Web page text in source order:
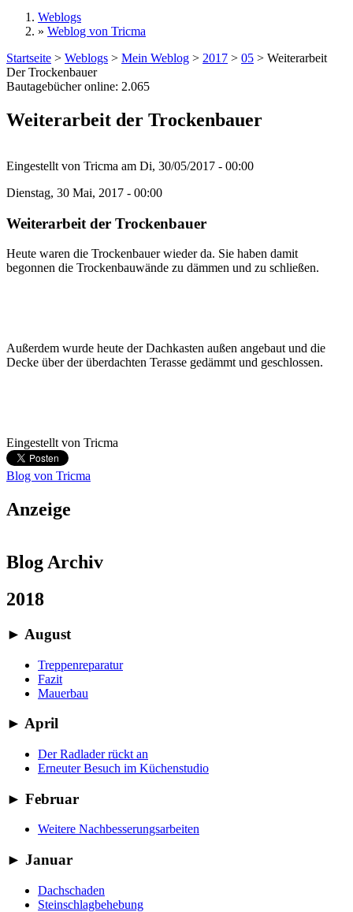
Sie sind hier
Weblogs
» Weblog von Tricma
Startseite > Weblogs > Mein Weblog > 2017 > 05 > Weiterarbeit
Der Trockenbauer
Bautagebücher online: 2.065
Weiterarbeit der Trockenbauer
Eingestellt von Tricma am Di, 30/05/2017 - 00:00
Dienstag, 30 Mai, 2017 - 00:00
Weiterarbeit der Trockenbauer
Heute waren die Trockenbauer wieder da. Sie haben damit
begonnen die Trockenbauwände zu dämmen und zu schließen.
Außerdem wurde heute der Dachkasten außen angebaut und die
Decke über der überdachten Terasse gedämmt und geschlossen.
Eingestellt von Tricma
Blog von Tricma
Anzeige
Blog Archiv
2018
► August
Treppenreparatur
Fazit
Mauerbau
► April
Der Radlader rückt an
Erneuter Besuch im Küchenstudio
► Februar
Weitere Nachbesserungsarbeiten
► Januar
Dachschaden
Steinschlagbehebung